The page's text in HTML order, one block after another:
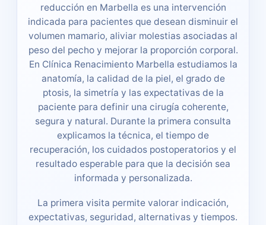
reducción en Marbella es una intervención
indicada para pacientes que desean disminuir el
volumen mamario, aliviar molestias asociadas al
peso del pecho y mejorar la proporción corporal.
En Clínica Renacimiento Marbella estudiamos la
anatomía, la calidad de la piel, el grado de
ptosis, la simetría y las expectativas de la
paciente para definir una cirugía coherente,
segura y natural. Durante la primera consulta
explicamos la técnica, el tiempo de
recuperación, los cuidados postoperatorios y el
resultado esperable para que la decisión sea
informada y personalizada.
La primera visita permite valorar indicación,
expectativas, seguridad, alternativas y tiempos.